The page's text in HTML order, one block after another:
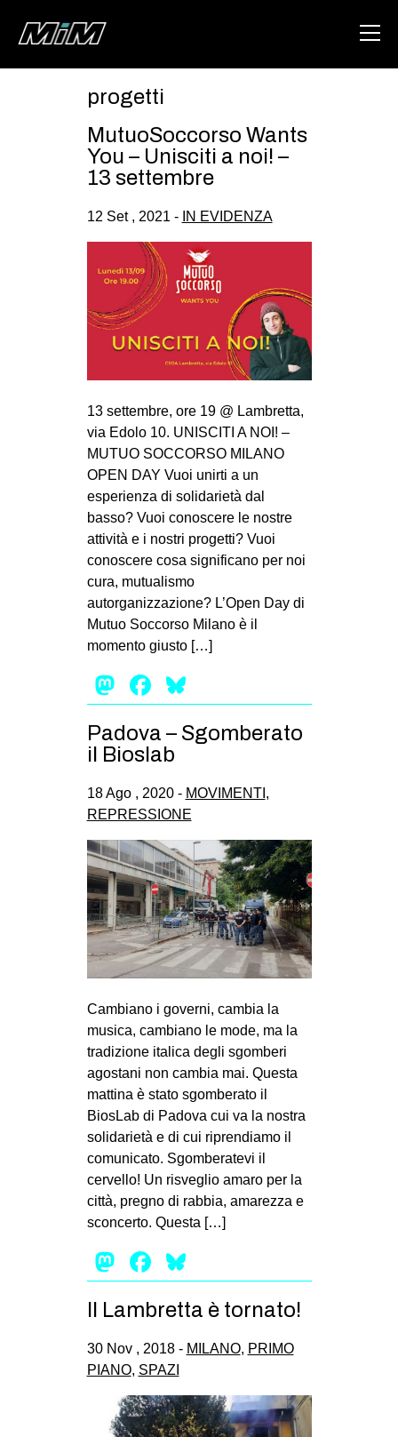
ABOUT
DEGENERAZIONE
GAZA FREESTYLE
CSOA LAMBRETTA
STUDENTI TSUNAMI
MILANO
MOBILITAZIONI
SPAZI
SPORT POPOLARE
MOVIMENTI
AMBIENTE
ANTIFASCISMO
DIRITTO ALL’ABITARE
GENERI
MIGRAZIONI
REPRESSIONE
CULTURE
ARTE
CINEMA
MANIFESTI
MUSICA
RECENSIONI
INTERNAZIONALE
AFRICA
AMERICHE
ESTREMO ORIENTE
EUROPA
MEDIO ORIENTE
MONDO
EVENTI
ms
progetti
MutuoSoccorso Wants
You – Unisciti a noi! –
13 settembre
12 Set , 2021 - IN EVIDENZA
13 settembre, ore 19 @ Lambretta,
via Edolo 10. UNISCITI A NOI! –
MUTUO SOCCORSO MILANO
OPEN DAY Vuoi unirti a un
esperienza di solidarietà dal
basso? Vuoi conoscere le nostre
attività e i nostri progetti? Vuoi
conoscere cosa significano per noi
cura, mutualismo
autorganizzazione? L’Open Day di
Mutuo Soccorso Milano è il
momento giusto […]
Mastodon
Facebook
Padova – Sgomberato
il Bioslab
18 Ago , 2020 - MOVIMENTI ,
REPRESSIONE
Cambiano i governi, cambia la
musica, cambiano le mode, ma la
tradizione italica degli sgomberi
agostani non cambia mai. Questa
mattina è stato sgomberato il
BiosLab di Padova cui va la nostra
solidarietà e di cui riprendiamo il
comunicato. Sgomberatevi il
cervello! Un risveglio amaro per la
città, pregno di rabbia, amarezza e
sconcerto. Questa […]
Mastodon
Facebook
Il Lambretta è tornato!
30 Nov , 2018 - MILANO, PRIMO
PIANO, SPAZI